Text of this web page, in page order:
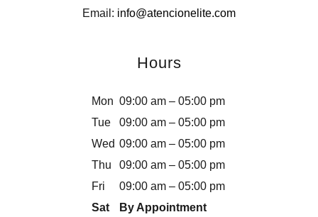
Email: info@atencionelite.com
Hours
Mon 09:00 am – 05:00 pm
Tue
09:00 am – 05:00 pm
Wed 09:00 am – 05:00 pm
Thu
09:00 am – 05:00 pm
Fri
09:00 am – 05:00 pm
Sat
By Appointment